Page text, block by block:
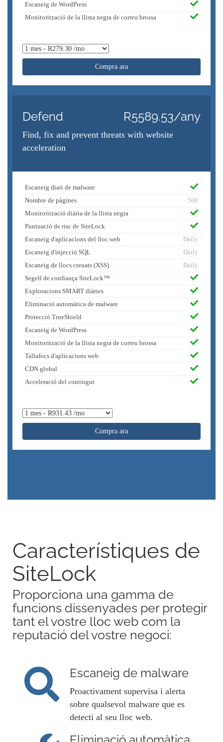
Escaneig de WordPress
Monitorització de la llista negra de correu brossa
Compra ara
Defend R5589.53/any
Find, fix and prevent threats with website
acceleration
Escaneig diari de malware
Nombre de pàgines
500
Monitorització diària de la llista negra
Puntuació de risc de SiteLock
Escaneig d'aplicacions del lloc web
Daily
Escaneig d'injecció SQL
Daily
Escaneig de llocs creuats (XSS)
Daily
Segell de confiança SiteLock™
Exploracions SMART diàries
Eliminació automàtica de malware
Protecció TrueShield
Escaneig de WordPress
Monitorització de la llista negra de correu brossa
Tallafocs d'aplicacions web
CDN global
Acceleració del contingut
Compra ara
Característiques de
SiteLock
Proporciona una gamma de
funcions dissenyades per protegir
tant el vostre lloc web com la
reputació del vostre negoci:
Escaneig de malware
Proactivament supervisa i alerta
sobre qualsevol malware que es
detecti al seu lloc web.